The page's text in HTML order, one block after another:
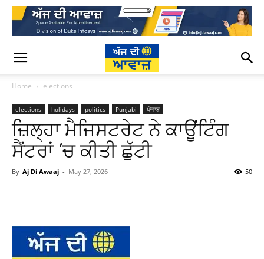
Home elections
elections holidays politics Punjabi ਪੰਜਾਬ
ਜ਼ਿਲ੍ਹਾ ਮੈਜਿਸਟਰੇਟ ਨੇ ਕਾਊਂਟਿੰਗ
ਸੈਂਟਰਾਂ ‘ਚ ਕੀਤੀ ਛੁੱਟੀ
By Aj Di Awaaj - May 27, 2026 50